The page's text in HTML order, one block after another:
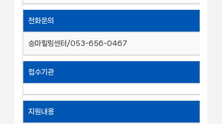
전화문의
승마힐링센터/053-656-0467
접수기관
지원내용